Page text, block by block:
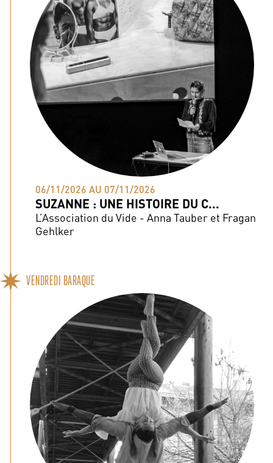
06/11/2026 AU 07/11/2026
SUZANNE : UNE HISTOIRE DU C...
L’Association du Vide - Anna Tauber et Fragan
Gehlker
VENDREDI BARAQUE